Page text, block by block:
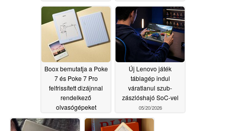
Boox bemutatja a Poke
7 és Poke 7 Pro
felfrissített dizájnnal
rendelkező
olvasógépeket
05/20/2026
Új Lenovo játék
táblagép indul
váratlanul szub-
zászlóshajó SoC-vel
05/20/2026